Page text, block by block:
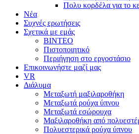
Πολυ κορδέλα για το
Νέα
Συχνές ερωτήσεις
Σχετικά με εμάς
ΒΙΝΤΕΟ
Πιστοποιητικό
Περιήγηση στο εργοστάσιο
Επικοινωνήστε μαζί μας
VR
Διάλυμα
Μεταξωτή μαξιλαροθήκη
Μεταξωτά ρούχα ύπνου
Μεταξωτά εσώρουχα
Μαξιλαροθήκη από
Πολυεστερικά ρούχα ύπνου